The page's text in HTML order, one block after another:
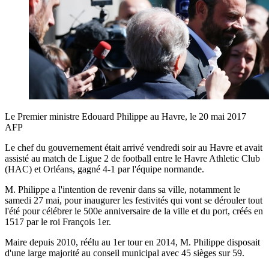
Le Premier ministre Edouard Philippe au Havre, le 20 mai 2017
AFP
Le chef du gouvernement était arrivé vendredi soir au Havre et avait
assisté au match de Ligue 2 de football entre le Havre Athletic Club
(HAC) et Orléans, gagné 4-1 par l'équipe normande.
M. Philippe a l'intention de revenir dans sa ville, notamment le
samedi 27 mai, pour inaugurer les festivités qui vont se dérouler tout
l'été pour célébrer le 500e anniversaire de la ville et du port, créés en
1517 par le roi François 1er.
Maire depuis 2010, réélu au 1er tour en 2014, M. Philippe disposait
d'une large majorité au conseil municipal avec 45 sièges sur 59.